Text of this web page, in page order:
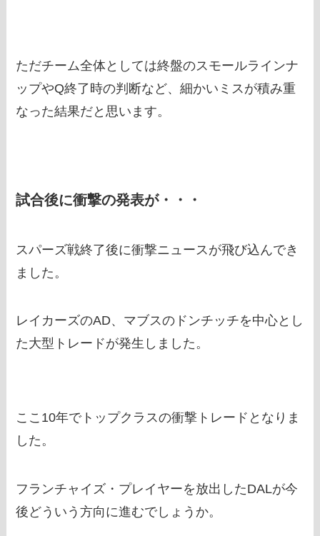
ただチーム全体としては終盤のスモールラインナ
ップやQ終了時の判断など、細かいミスが積み重
なった結果だと思います。
試合後に衝撃の発表が・・・
スパーズ戦終了後に衝撃ニュースが飛び込んでき
ました。
レイカーズのAD、マブスのドンチッチを中心とし
た大型トレードが発生しました。
ここ10年でトップクラスの衝撃トレードとなりま
した。
フランチャイズ・プレイヤーを放出したDALが今
後どういう方向に進むでしょうか。